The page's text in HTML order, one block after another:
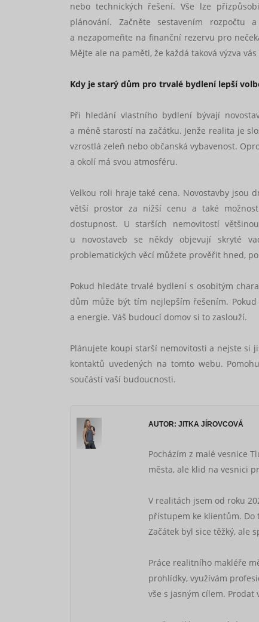
nebo technických řešení. Vše lze
plánování. Začněte sestavením rozpočtu
a nezapomeňte na finanční rezervu pro
Mějte ale na paměti, že každá taková výzva
Kdy je starý dům pro trvalé bydlení lepší
Při hledání vlastního bydlení bývají
a méně starostí na začátku. Jenže realita je
vzrostlá zeleň nebo občanská vybavenost.
a okolí má svou atmosféru.
Velkou roli hraje také cena. Novostavby jsou
větší prostor za nižší cenu a také
dostupnost. U starších nemovitostí
u novostaveb se někdy objevují skryté
problematických věcí můžete prověřit hned,
Pokud hledáte trvalé bydlení s osobitým
dům může být tím nejlepším řešením.
a energie. Váš budoucí domov si to zaslouží.
Plánujete koupi starší nemovitosti a nejste si
kontaktů uvedených na tomto webu.
součástí vaší budoucnosti.
AUTOR: JITKA JÍROVCOVÁ
Pocházím z malé vesnice
města, ale klid na vesnici
V realitách jsem od roku
přístupem ke klientům. Do
Začátek byl sice těžký, ale
Práce realitního makléře
prohlídky, využívám
vše s jasným cílem. Prodat